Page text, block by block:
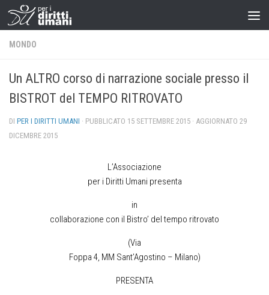
MONDO
Un ALTRO corso di narrazione sociale presso il
BISTROT del TEMPO RITROVATO
DI PER I DIRITTI UMANI · PUBBLICATO 15 SETTEMBRE 2015 · AGGIORNATO 29
DICEMBRE 2015
L’Associazione
per i Diritti Umani presenta
in
collaborazione con il Bistro’ del tempo ritrovato
(Via
Foppa 4, MM Sant’Agostino – Milano)
PRESENTA